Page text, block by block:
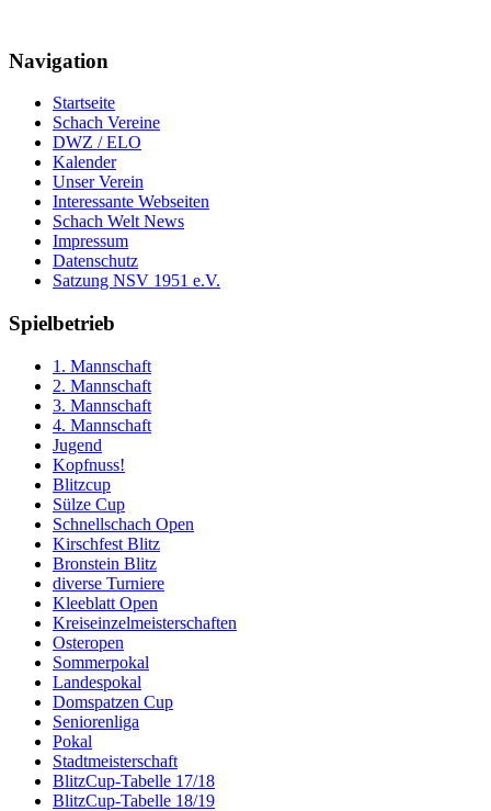
Navigation
Startseite
Schach Vereine
DWZ / ELO
Kalender
Unser Verein
Interessante Webseiten
Schach Welt News
Impressum
Datenschutz
Satzung NSV 1951 e.V.
Spielbetrieb
1. Mannschaft
2. Mannschaft
3. Mannschaft
4. Mannschaft
Jugend
Kopfnuss!
Blitzcup
Sülze Cup
Schnellschach Open
Kirschfest Blitz
Bronstein Blitz
diverse Turniere
Kleeblatt Open
Kreiseinzelmeisterschaften
Osteropen
Sommerpokal
Landespokal
Domspatzen Cup
Seniorenliga
Pokal
Stadtmeisterschaft
BlitzCup-Tabelle 17/18
BlitzCup-Tabelle 18/19